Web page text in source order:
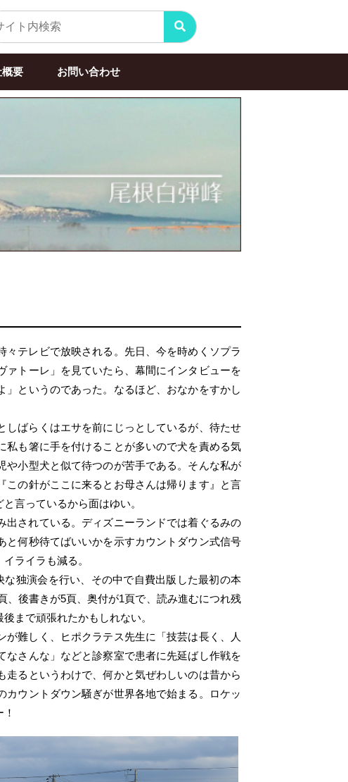
要 お問い合わせ
テレビで放映される。先日、今を時めくソプラ
ァトーレ」を見ていたら、幕間にインタビューを
というのであった。なるほど、おなかをすかし
ばらくはエサを前にじっとしているが、待たせ
も箸に手を付けることが多いので犬を責める気
小型犬と似て待つのが苦手である。そんな私が
の針がここに来るとお母さんは帰ります』と言
言っているから面はゆい。
されている。ディズニーランドでは着ぐるみの
何秒待てばいいかを示すカウントダウン式信号
ライラも減る。
独演会を行い、その中で自費出版した最初の本
、後書きが5頁、奥付が1頁で、読み進むにつれ残
まで頑張れたかもしれない。
難しく、ヒポクラテス先生に「技芸は長く、人
さんな」などと診察室で患者に先延ばし作戦を
るというわけで、何かと気ぜわしいのは昔から
ウントダウン騒ぎが世界各地で始まる。ロケッ